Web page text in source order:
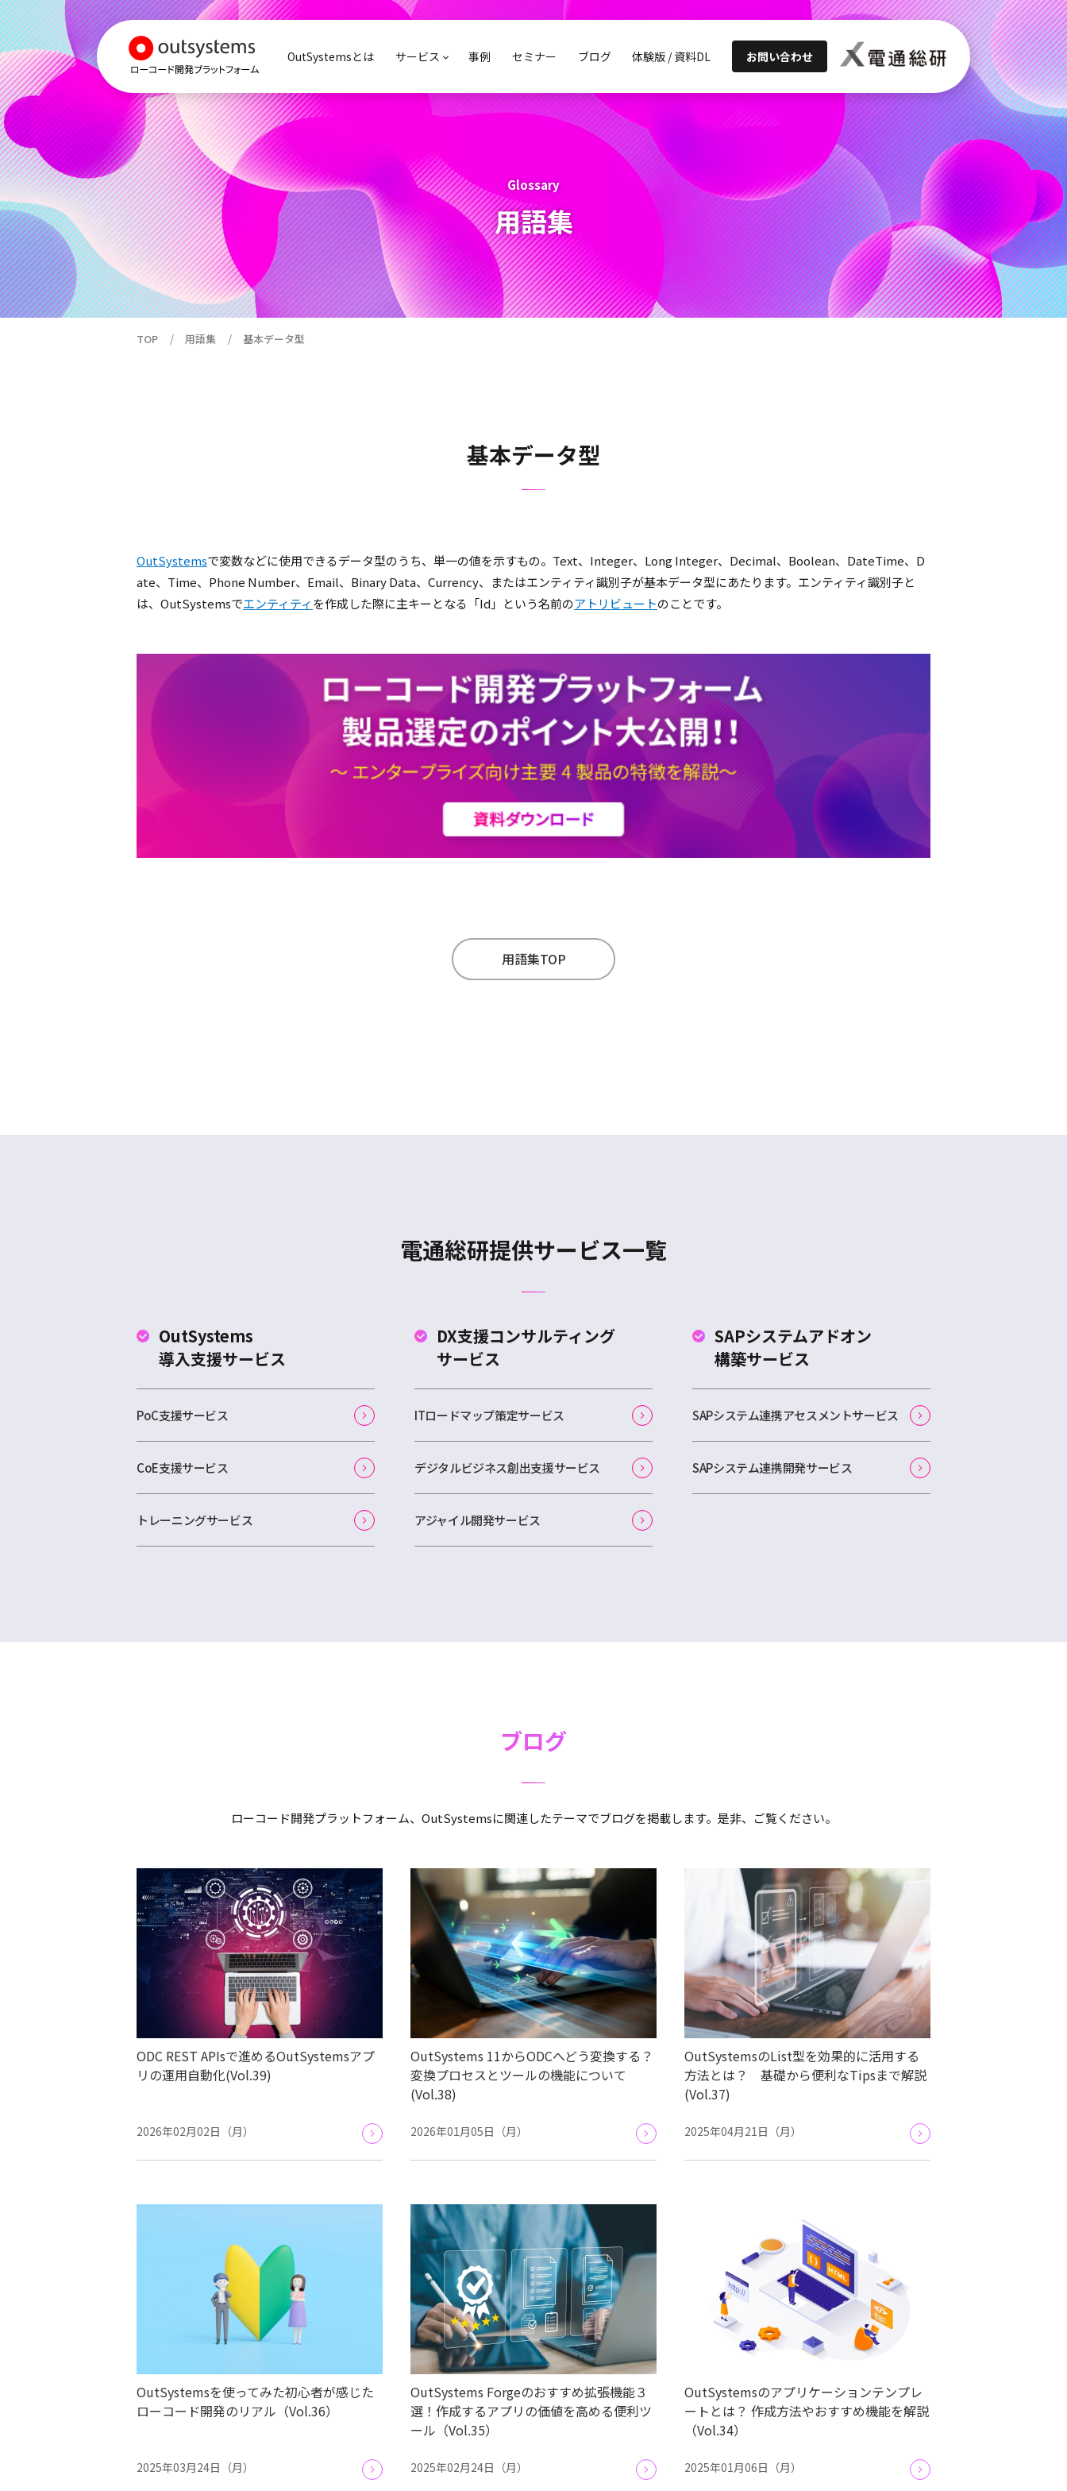
OutSystemsとは サービス 事例 セミナー ブログ 体験版 / 資料DL お問い合わせ
Glossary
用語集
TOP 用語集 基本データ型
基本データ型
OutSystemsで変数などに使用できるデータ型のうち、単一の値を示すもの。Text、Integer、Long Integer、Decimal、Boolean、DateTime、D
ate、Time、Phone Number、Email、Binary Data、Currency、またはエンティティ識別子が基本データ型にあたります。エンティティ識別子と
は、OutSystemsでエンティティを作成した際に主キーとなる「Id」という名前のアトリビュートのことです。
用語集TOP
電通総研提供サービス一覧
OutSystems
導入支援サービス
PoC支援サービス
CoE支援サービス
トレーニングサービス
DX支援コンサルティング
サービス
ITロードマップ策定サービス
デジタルビジネス創出支援サービス
アジャイル開発サービス
SAPシステムアドオン
構築サービス
SAPシステム連携アセスメントサービス
SAPシステム連携開発サービス
ブログ
ローコード開発プラットフォーム、OutSystemsに関連したテーマでブログを掲載します。是非、ご覧ください。
ODC REST APIsで進めるOutSystemsアプ
リの運用自動化(Vol.39)
2026年02月02日（月）
OutSystems 11からODCへどう変換する？
変換プロセスとツールの機能について
(Vol.38)
2026年01月05日（月）
OutSystemsのList型を効果的に活用する
方法とは？ 基礎から便利なTipsまで解説
(Vol.37)
2025年04月21日（月）
OutSystemsを使ってみた初心者が感じた
ローコード開発のリアル（Vol.36）
2025年03月24日（月）
OutSystems Forgeのおすすめ拡張機能３
選！作成するアプリの価値を高める便利ツ
ール（Vol.35）
2025年02月24日（月）
OutSystemsのアプリケーションテンプレ
ートとは？ 作成方法やおすすめ機能を解説
（Vol.34）
2025年01月06日（月）